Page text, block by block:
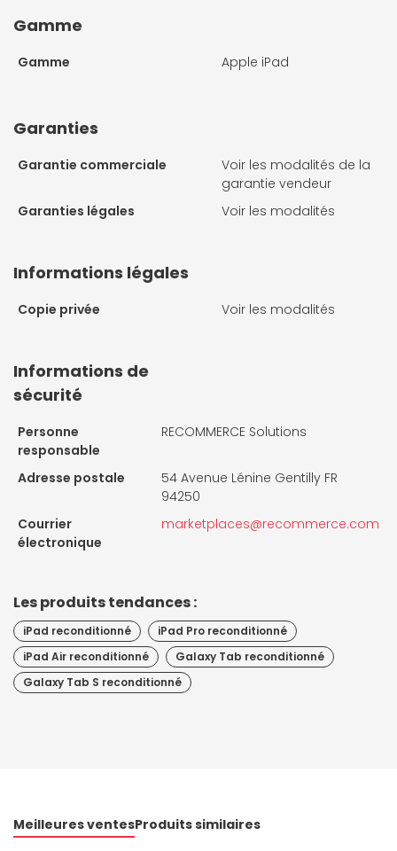
Gamme
Gamme Apple iPad
Garanties
Garantie commerciale
Voir les modalités de la
garantie vendeur
Garanties légales
Voir les modalités
Informations légales
Copie privée Voir les modalités
Informations de
sécurité
Personne
responsable
RECOMMERCE Solutions
Adresse postale
54 Avenue Lénine Gentilly FR
94250
Courrier
électronique
marketplaces@recommerce.com
Les produits tendances :
iPad reconditionné
iPad Pro reconditionné
iPad Air reconditionné
Galaxy Tab reconditionné
Galaxy Tab S reconditionné
Meilleures ventesProduits similaires